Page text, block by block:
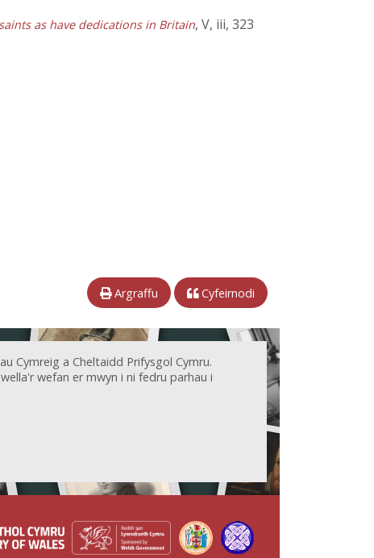
as have dedications in Britain, V, iii, 323
Argraffu Cyfeirnodi
Cymreig a Cheltaidd Prifysgol Cymru.
wefan er mwyn i ni fedru parhau i